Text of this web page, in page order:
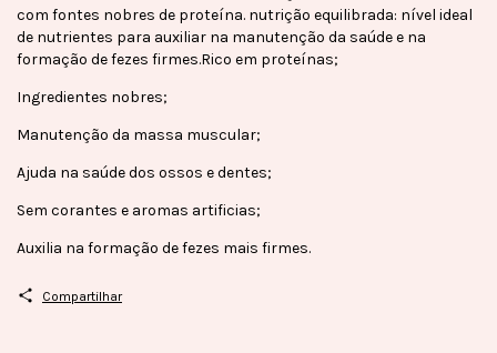
com fontes nobres de proteína. nutrição equilibrada: nível ideal
de nutrientes para auxiliar na manutenção da saúde e na
formação de fezes firmes.Rico em proteínas;
Ingredientes nobres;
Manutenção da massa muscular;
Ajuda na saúde dos ossos e dentes;
Sem corantes e aromas artificias;
Auxilia na formação de fezes mais firmes.
Compartilhar